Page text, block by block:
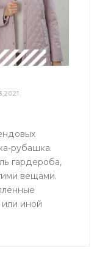
рубашка.
гардероба,
вещами.
иной